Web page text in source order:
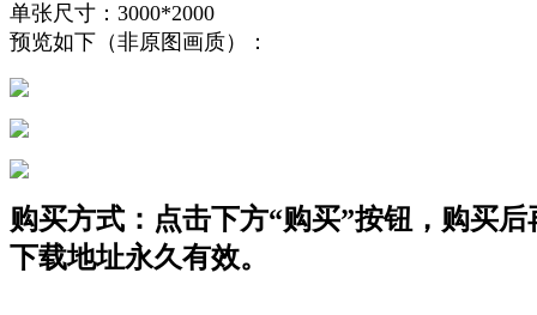
单张尺寸：3000*2000
预览如下（非原图画质）：
购买方式：点击下方“购买”按钮，购买
下载地址永久有效。